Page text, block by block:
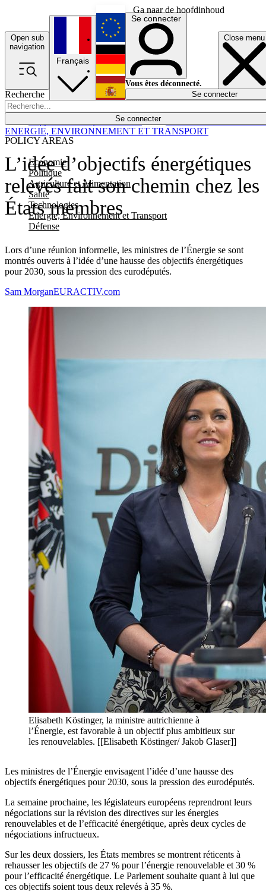
Ga naar de hoofdinhoud
Open sub
navigation
Close menu
Recherche
Se connecter
POLICY AREAS
Economie
Politique
Agriculture et Alimentation
Santé
Technologies
Energie, Environnement et Transport
Défense
Économie
Français
English
Deutsch
Español
Se connecter
Vous êtes déconnecté.
Se connecter
L’idée d’objectifs énergétiques
relevés fait son chemin chez les
États membres
Lors d’une réunion informelle, les ministres de l’Énergie se sont
montrés ouverts à l’idée d’une hausse des objectifs énergétiques
pour 2030, sous la pression des eurodéputés.
ENERGIE, ENVIRONNEMENT ET TRANSPORT
Sam MorganEURACTIV.com
Elisabeth Köstinger, la ministre autrichienne à
l’Énergie, est favorable à un objectif plus ambitieux sur
les renouvelables. [[Elisabeth Köstinger/ Jakob Glaser]]
Les ministres de l’Énergie envisagent l’idée d’une hausse des
objectifs énergétiques pour 2030, sous la pression des eurodéputés.
La semaine prochaine, les législateurs européens reprendront leurs
négociations sur la révision des directives sur les énergies
renouvelables et de l’efficacité énergétique, après deux cycles de
négociations infructueux.
Sur les deux dossiers, les États membres se montrent réticents à
rehausser les objectifs de 27 % pour l’énergie renouvelable et 30 %
pour l’efficacité énergétique. Le Parlement souhaite quant à lui que
ces objectifs soient tous deux relevés à 35 %.